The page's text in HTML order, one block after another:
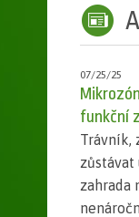
07/25/25
funkční
Trávník,
zůstávat
zahrada